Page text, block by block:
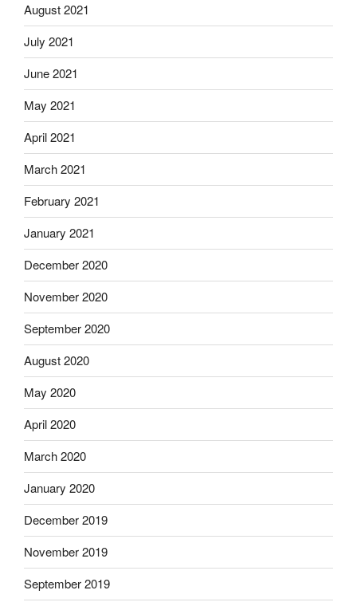
August 2021
July 2021
June 2021
May 2021
April 2021
March 2021
February 2021
January 2021
December 2020
November 2020
September 2020
August 2020
May 2020
April 2020
March 2020
January 2020
December 2019
November 2019
September 2019